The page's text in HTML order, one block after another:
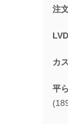
注
カ
平